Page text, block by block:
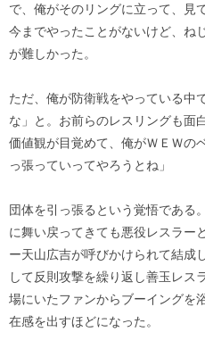
で、俺がそのリングに立って、見
今までやったことがないけど、ね
が難しかった。
ただ、俺が防衛戦をやっている中
な」と。お前らのレスリングも面
価値観が目覚めて、俺がＷＥＷの
っ張っていってやろうとね」
団体を引っ張るという覚悟である
に舞い戻ってきても悪役レスラー
ー天山広吉が呼びかけられて結成
して反則攻撃を繰り返し善玉レス
場にいたファンからブーイングを
在感を出すほどになった。